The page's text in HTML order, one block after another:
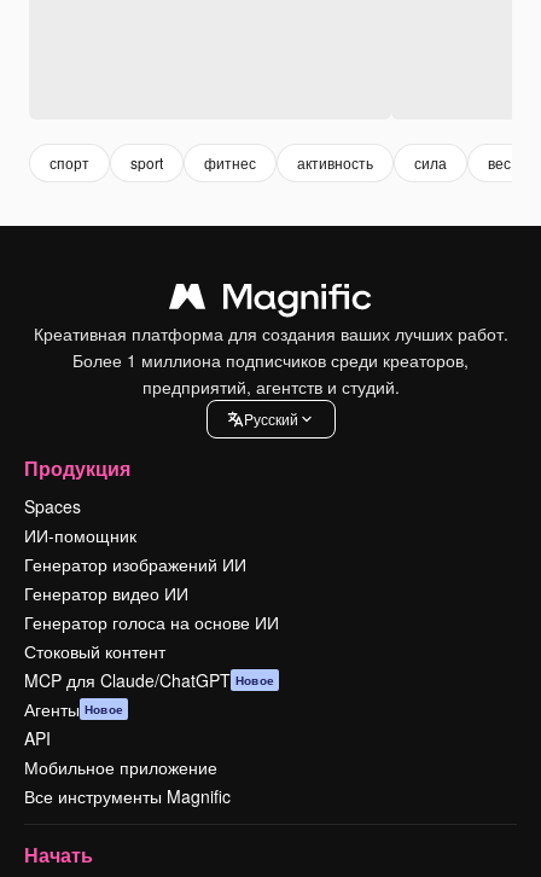
спорт sport фитнес активность сила вес
Креативная платформа для создания ваших лучших работ.
Более 1 миллиона подписчиков среди креаторов,
предприятий, агентств и студий.
Pусский
Продукция
Spaces
ИИ-помощник
Генератор изображений ИИ
Генератор видео ИИ
Генератор голоса на основе ИИ
Стоковый контент
MCP для Claude/ChatGPT Новое
Агенты Новое
API
Мобильное приложение
Все инструменты Magnific
Начать